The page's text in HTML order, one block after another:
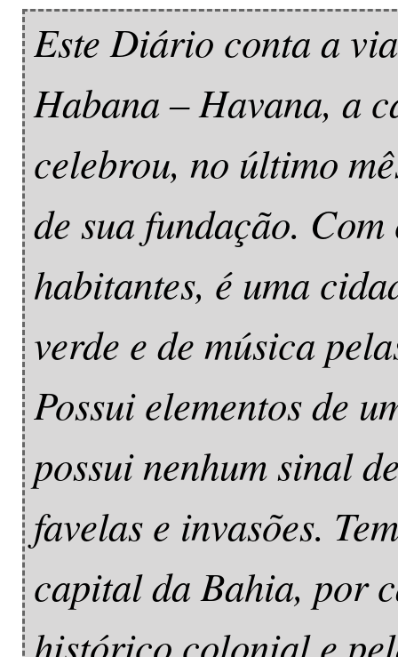
Este Diário conta a
Habana – Havana, a
celebrou, no último
de sua fundação.
habitantes, é uma
verde e de música
Possui elementos de
possui nenhum sinal
favelas e invasões.
capital da Bahia, por
histórico colonial e